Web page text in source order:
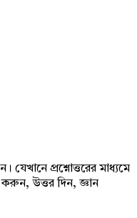
যেখানে প্রশ্নোত্তরের মাধ্যমে
করুন, উত্তর দিন, জ্ঞান